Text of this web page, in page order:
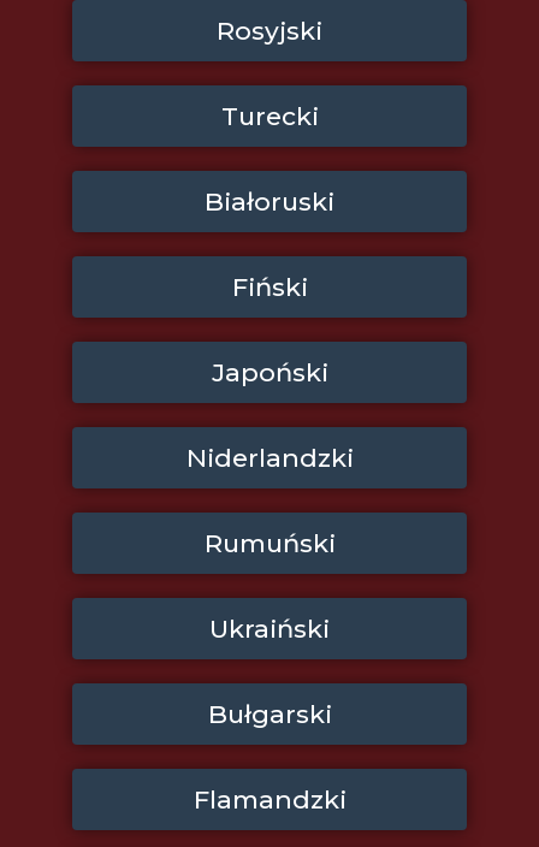
Rosyjski
Turecki
Białoruski
Fiński
Japoński
Niderlandzki
Rumuński
Ukraiński
Bułgarski
Flamandzki